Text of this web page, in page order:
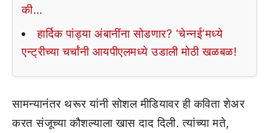
की…
हार्दिक पांड्या अंबानींना सोडणार? ‘चेन्नई’मध्ये
एन्ट्रीच्या चर्चांनी आयपीएलमध्ये उडाली मोठी खळबळ!
सामन्यानंतर थरूर यांनी सोशल मीडियावर ही कविता शेअर
करत संजूच्या कौशल्याला खास दाद दिली. त्यांच्या मते,